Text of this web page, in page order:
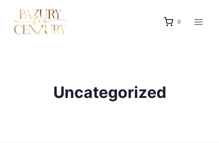
treści
0
Uncategorized